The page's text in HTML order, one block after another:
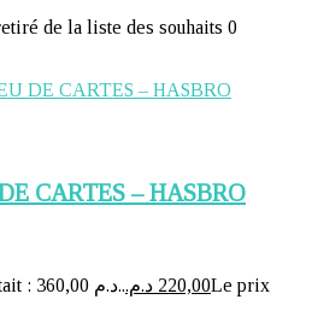
de la liste des souhaits 0
CARTES – HASBRO
Le prix initial était : 360,00 د.م.. 220,00 د.م.
Le prix